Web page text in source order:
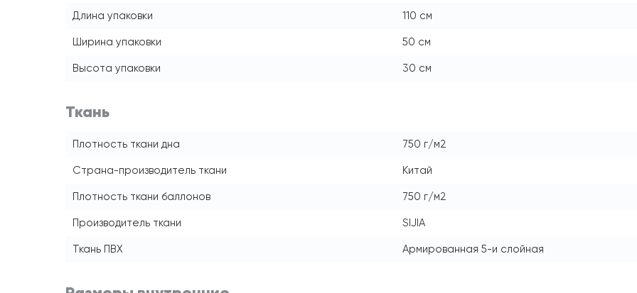
Длина упаковки 110 см
Ширина упаковки 50 см
Высота упаковки 30 см
Ткань
Плотность ткани дна 750 г/м2
Страна-производитель ткани Китай
Плотность ткани баллонов 750 г/м2
Производитель ткани SIJIA
Ткань ПВХ Армированная 5-и слойная